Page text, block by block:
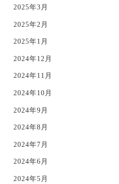
2025年3月
2025年2月
2025年1月
2024年12月
2024年11月
2024年10月
2024年9月
2024年8月
2024年7月
2024年6月
2024年5月